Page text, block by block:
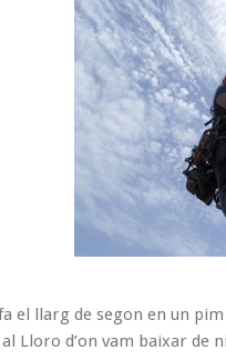
el llarg de segon en un
Lloro d’on vam baixar de